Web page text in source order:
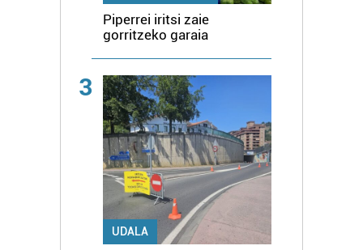
Piperrei iritsi zaie
gorritzeko garaia
3
UDALA